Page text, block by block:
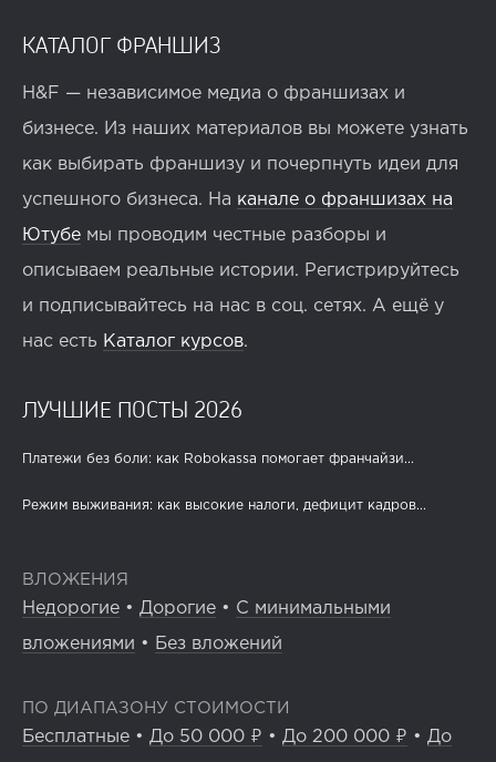
КАТАЛОГ ФРАНШИЗ
H&F — независимое медиа о франшизах и
бизнесе. Из наших материалов вы можете узнать
как выбирать франшизу и почерпнуть идеи для
успешного бизнеса. На канале о франшизах на
Ютубе мы проводим честные разборы и
описываем реальные истории. Регистрируйтесь
и подписывайтесь на нас в соц. сетях. А ещё у
нас есть Каталог курсов.
ЛУЧШИЕ ПОСТЫ 2026
Платежи без боли: как Robokassa помогает франчайзи...
Режим выживания: как высокие налоги, дефицит кадров...
ВЛОЖЕНИЯ
Недорогие • Дорогие • С минимальными
вложениями • Без вложений
ПО ДИАПАЗОНУ СТОИМОСТИ
Бесплатные • До 50 000 ₽ • До 200 000 ₽ • До